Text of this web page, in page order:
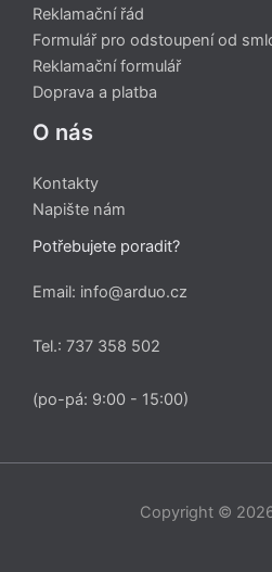
Reklamační řád
Formulář pro odstoupení od
Reklamační formulář
Doprava a platba
O nás
Kontakty
Napište nám
Potřebujete poradit?
Email: info@arduo.cz
Tel.: 737 358 502
(po-pá: 9:00 - 15:00)
Copyright ©